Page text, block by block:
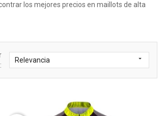
los mejores precios en maillots de alta
Relevancia 